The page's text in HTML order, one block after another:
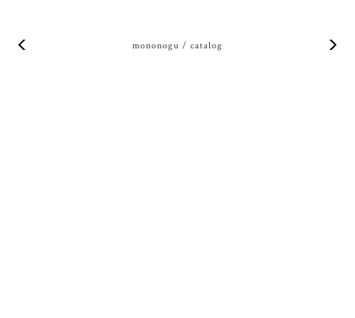
mononogu / catalog